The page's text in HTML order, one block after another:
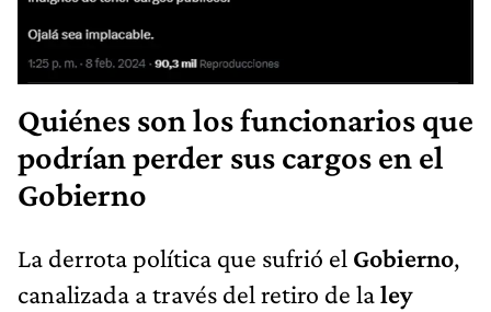
Quiénes son los funcionarios que
podrían perder sus cargos en el
Gobierno
La derrota política que sufrió el Gobierno,
canalizada a través del retiro de laley